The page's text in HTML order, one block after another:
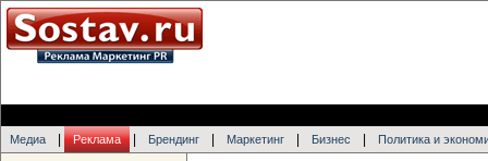
Медиа Реклама Брендинг Маркетинг Бизнес Политика и